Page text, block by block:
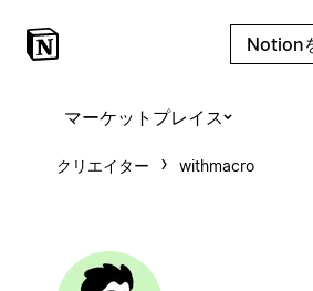
Notion
マーケットプレイス
クリエイター withmacro